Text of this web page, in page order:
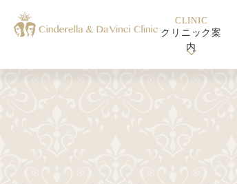
CLINIC
クリニック案
内